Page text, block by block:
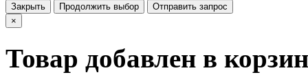
Закрыть
Продолжить выбор
Отправить запрос
×
Товар добавлен в